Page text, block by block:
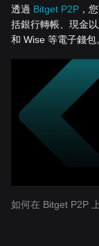
透過 Bitget P2P ，
括銀行轉帳、現金
和 Wise 等電子錢包
如何在 Bitget P2P